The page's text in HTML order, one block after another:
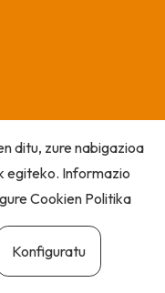
ditu, zure nabigazioa
egiteko. Informazio
Cookien Politika
Konfiguratu